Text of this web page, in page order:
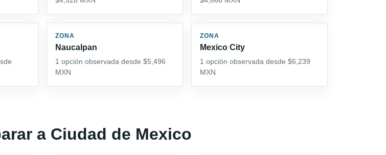
ZONA
Naucalpan
1 opción observada desde $5,496
MXN
ZONA
Mexico City
1 opción observada desde $6,239
MXN
a Ciudad de Mexico